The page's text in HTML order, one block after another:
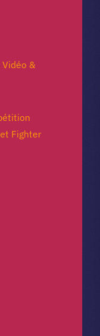
Vidéo &
Fighter